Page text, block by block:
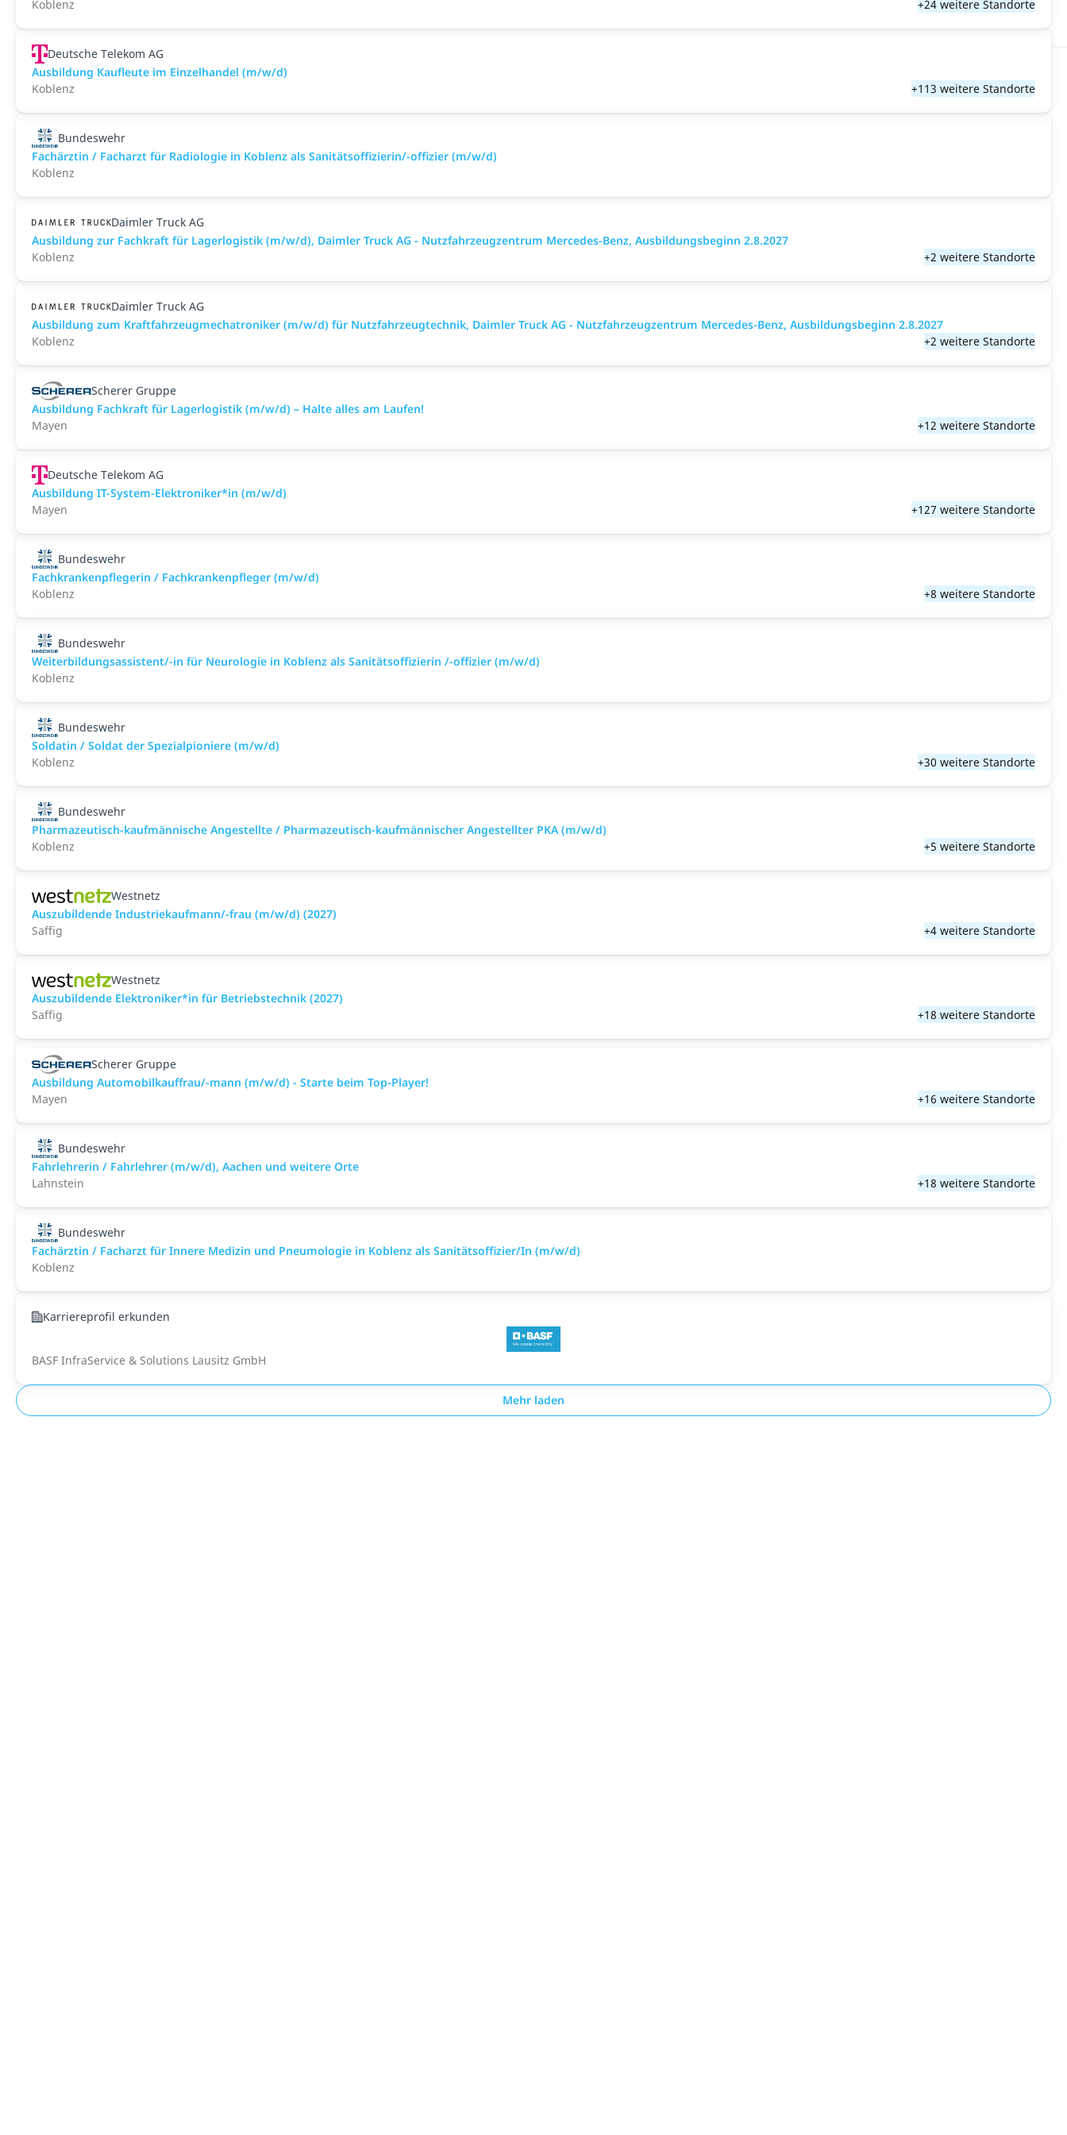
Koblenz
+24 weitere Standorte
Deutsche Telekom AG
Ausbildung Kaufleute im Einzelhandel (m/w/d)
Koblenz
+113 weitere Standorte
Bundeswehr
Fachärztin / Facharzt für Radiologie in Koblenz als Sanitätsoffizierin/-offizier (m/w/d)
Koblenz
Daimler Truck AG
Ausbildung zur Fachkraft für Lagerlogistik (m/w/d), Daimler Truck AG - Nutzfahrzeugzentrum Mercedes-Benz, Ausbildungsbeginn 2.8.2027
Koblenz
+2 weitere Standorte
Daimler Truck AG
Ausbildung zum Kraftfahrzeugmechatroniker (m/w/d) für Nutzfahrzeugtechnik, Daimler Truck AG - Nutzfahrzeugzentrum Mercedes-Benz, Ausbildungsbeginn 2.8.2027
Koblenz
+2 weitere Standorte
Scherer Gruppe
Ausbildung Fachkraft für Lagerlogistik (m/w/d) – Halte alles am Laufen!
Mayen
+12 weitere Standorte
Deutsche Telekom AG
Ausbildung IT-System-Elektroniker*in (m/w/d)
Mayen
+127 weitere Standorte
Bundeswehr
Fachkrankenpflegerin / Fachkrankenpfleger (m/w/d)
Koblenz
+8 weitere Standorte
Bundeswehr
Weiterbildungsassistent/-in für Neurologie in Koblenz als Sanitätsoffizierin /-offizier (m/w/d)
Koblenz
Bundeswehr
Soldatin / Soldat der Spezialpioniere (m/w/d)
Koblenz
+30 weitere Standorte
Bundeswehr
Pharmazeutisch-kaufmännische Angestellte / Pharmazeutisch-kaufmännischer Angestellter PKA (m/w/d)
Koblenz
+5 weitere Standorte
Westnetz
Auszubildende Industriekaufmann/-frau (m/w/d) (2027)
Saffig
+4 weitere Standorte
Westnetz
Auszubildende Elektroniker*in für Betriebstechnik (2027)
Saffig
+18 weitere Standorte
Scherer Gruppe
Ausbildung Automobilkauffrau/-mann (m/w/d) - Starte beim Top-Player!
Mayen
+16 weitere Standorte
Bundeswehr
Fahrlehrerin / Fahrlehrer (m/w/d), Aachen und weitere Orte
Lahnstein
+18 weitere Standorte
Bundeswehr
Fachärztin / Facharzt für Innere Medizin und Pneumologie in Koblenz als Sanitätsoffizier/In (m/w/d)
Koblenz
Karriereprofil erkunden
BASF InfraService & Solutions Lausitz GmbH
Mehr laden